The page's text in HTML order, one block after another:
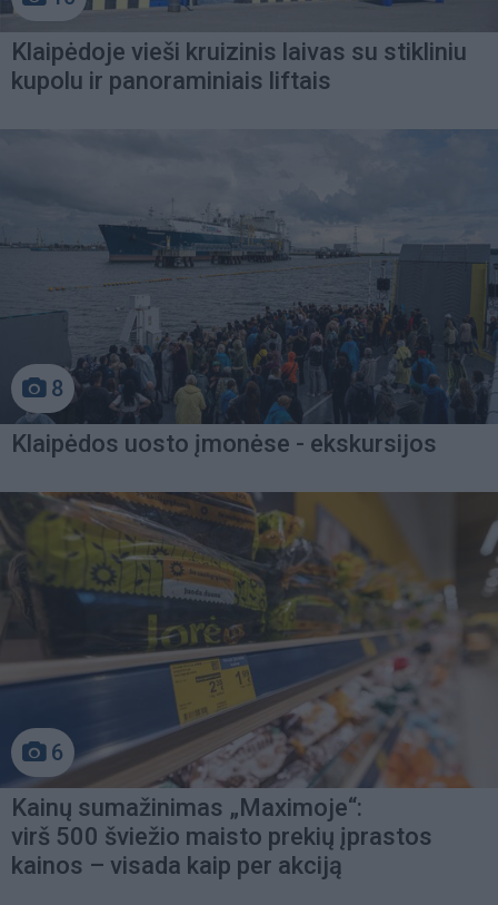
Klaipėdoje vieši kruizinis laivas su stikliniu
kupolu ir panoraminiais liftais
8
Klaipėdos uosto įmonėse - ekskursijos
6
Kainų sumažinimas „Maximoje“:
virš 500 šviežio maisto prekių įprastos
kainos – visada kaip per akciją